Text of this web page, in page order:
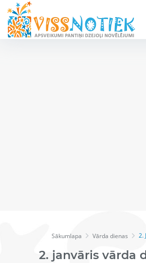
Sākumlapa Vārda dienas 2.
2. janvāris vārda